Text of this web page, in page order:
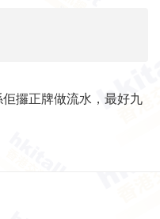
攞正牌做流水，最好九